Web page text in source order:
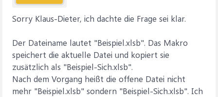
Sorry Klaus-Dieter, ich dachte die Frage sei klar.
Der Dateiname lautet "Beispiel.xlsb". Das Makro
speichert die aktuelle Datei und kopiert sie
zusätzlich als "Beispiel-Sich.xlsb".
Nach dem Vorgang heißt die offene Datei nicht
mehr "Beispiel.xlsb" sondern "Beispiel-Sich.xlsb". Ich